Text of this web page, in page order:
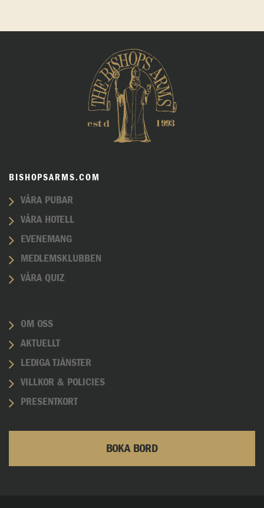
BISHOPSARMS.COM
VÅRA PUBAR
VÅRA HOTELL
EVENEMANG
MEDLEMSKLUBBEN
VÅRA QUIZ
OM OSS
AKTUELLT
LEDIGA TJÄNSTER
VILLKOR & POLICIES
PRESENTKORT
BOKA BORD